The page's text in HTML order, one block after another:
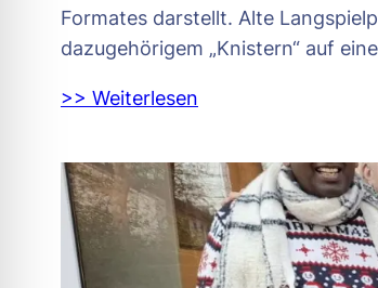
Formates darstellt. Alte
dazugehörigem „Knistern“ auf
>> Weiterlesen